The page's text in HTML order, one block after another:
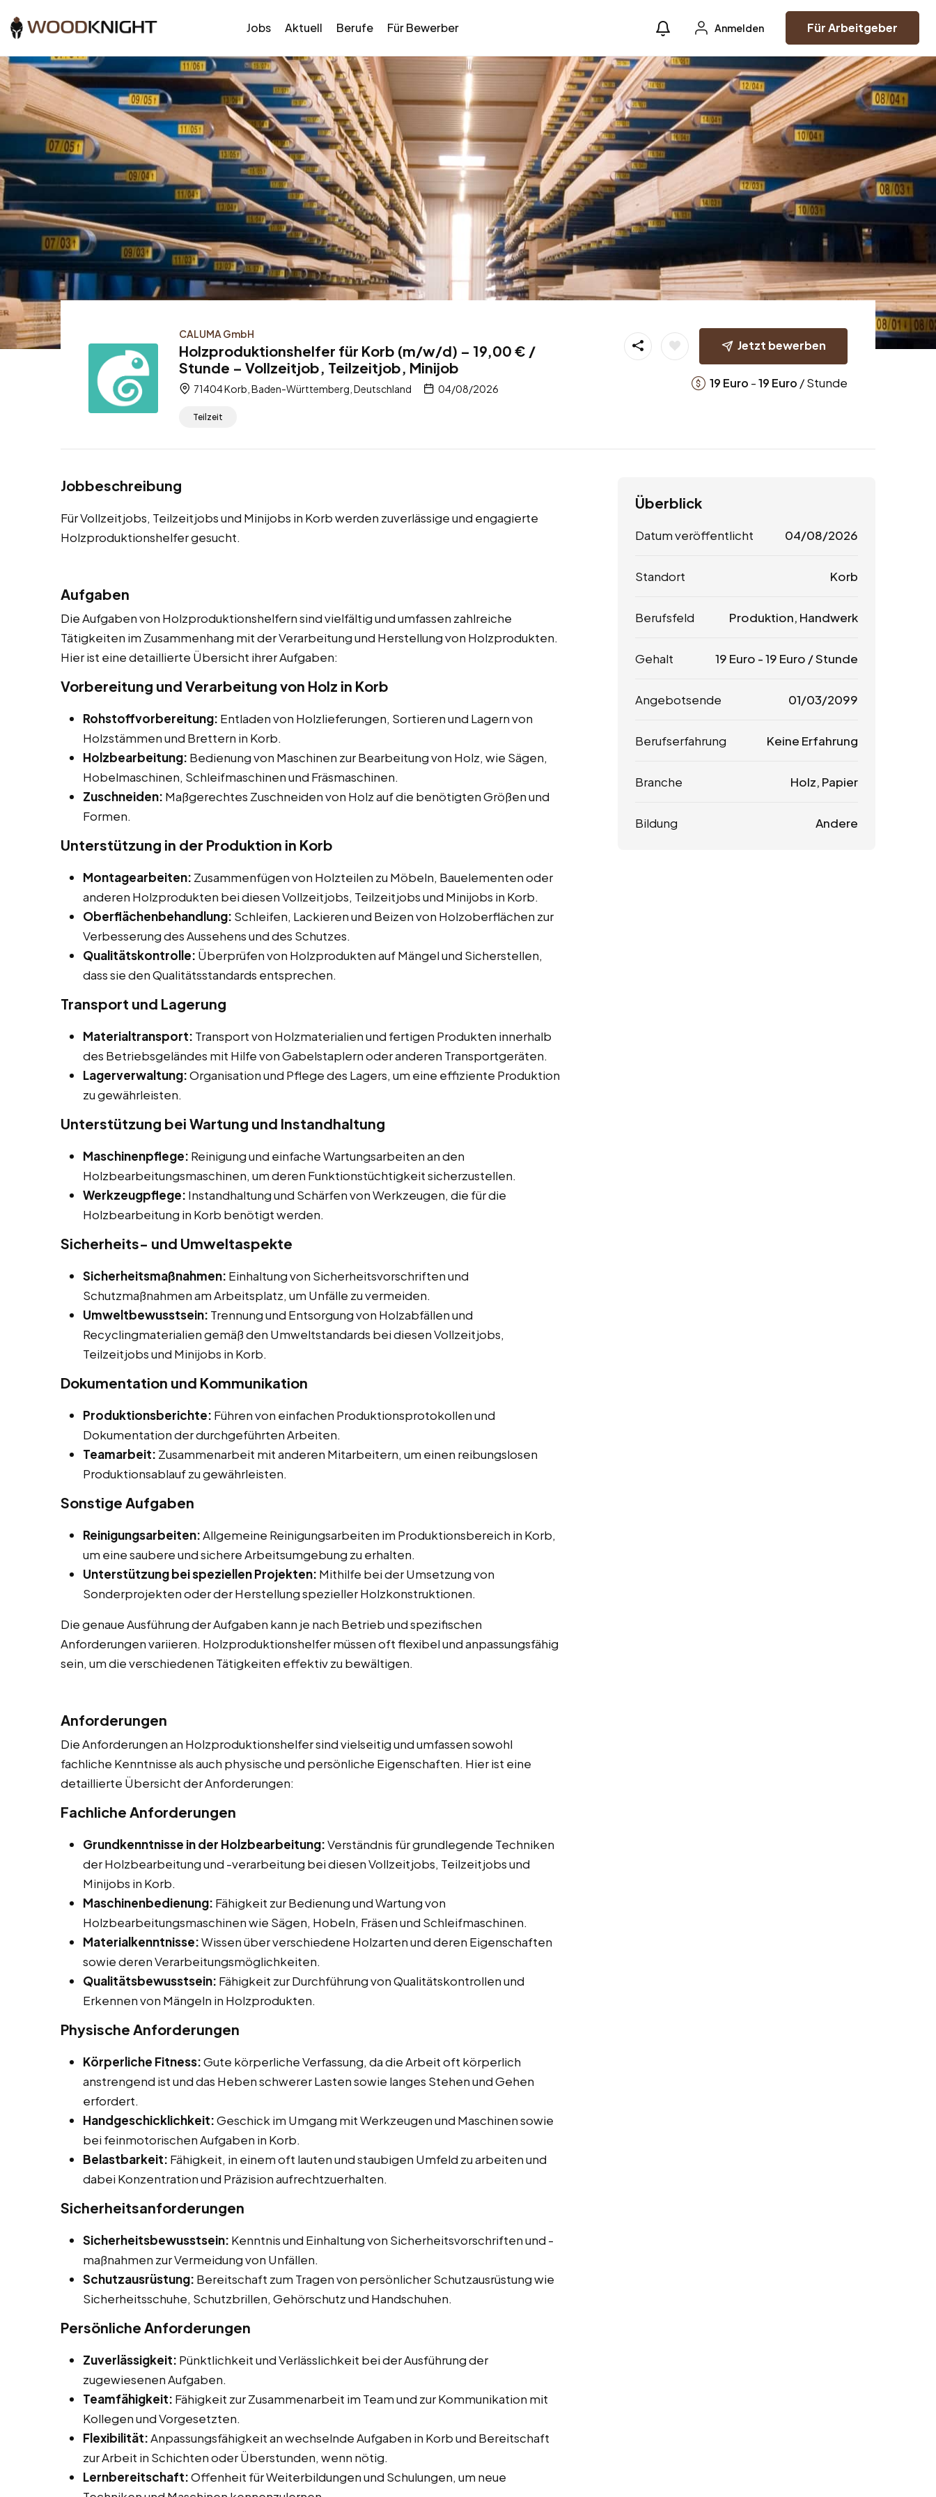
Jobs Aktuell Berufe Für Bewerber Anmelden Für Arbeitgeber
CALUMA GmbH
Holzproduktionshelfer für Korb (m/w/d) – 19,00 € /
Stunde – Vollzeitjob, Teilzeitjob, Minijob
71404 Korb, Baden-Württemberg, Deutschland 04/08/2026
Teilzeit
Jetzt bewerben
19 Euro -19 Euro / Stunde
Jobbeschreibung
Für Vollzeitjobs, Teilzeitjobs und Minijobs in Korb werden zuverlässige und engagierte
Holzproduktionshelfer gesucht.
Aufgaben
Die Aufgaben von Holzproduktionshelfern sind vielfältig und umfassen zahlreiche
Tätigkeiten im Zusammenhang mit der Verarbeitung und Herstellung von Holzprodukten.
Hier ist eine detaillierte Übersicht ihrer Aufgaben:
Vorbereitung und Verarbeitung von Holz in Korb
Rohstoffvorbereitung: Entladen von Holzlieferungen, Sortieren und Lagern von
Holzstämmen und Brettern in Korb.
Holzbearbeitung: Bedienung von Maschinen zur Bearbeitung von Holz, wie Sägen,
Hobelmaschinen, Schleifmaschinen und Fräsmaschinen.
Zuschneiden: Maßgerechtes Zuschneiden von Holz auf die benötigten Größen und
Formen.
Unterstützung in der Produktion in Korb
Montagearbeiten: Zusammenfügen von Holzteilen zu Möbeln, Bauelementen oder
anderen Holzprodukten bei diesen Vollzeitjobs, Teilzeitjobs und Minijobs in Korb.
Oberflächenbehandlung: Schleifen, Lackieren und Beizen von Holzoberflächen zur
Verbesserung des Aussehens und des Schutzes.
Qualitätskontrolle: Überprüfen von Holzprodukten auf Mängel und Sicherstellen,
dass sie den Qualitätsstandards entsprechen.
Transport und Lagerung
Materialtransport: Transport von Holzmaterialien und fertigen Produkten innerhalb
des Betriebsgeländes mit Hilfe von Gabelstaplern oder anderen Transportgeräten.
Lagerverwaltung:Organisation und Pflege des Lagers, um eine effiziente Produktion
zu gewährleisten.
Unterstützung bei Wartung und Instandhaltung
Maschinenpflege: Reinigung und einfache Wartungsarbeiten an den
Holzbearbeitungsmaschinen, um deren Funktionstüchtigkeit sicherzustellen.
Werkzeugpflege: Instandhaltung und Schärfen von Werkzeugen, die für die
Holzbearbeitung in Korb benötigt werden.
Sicherheits- und Umweltaspekte
Sicherheitsmaßnahmen: Einhaltung von Sicherheitsvorschriften und
Schutzmaßnahmen am Arbeitsplatz, um Unfälle zu vermeiden.
Umweltbewusstsein: Trennung und Entsorgung von Holzabfällen und
Recyclingmaterialien gemäß den Umweltstandards bei diesen Vollzeitjobs,
Teilzeitjobs und Minijobs in Korb.
Dokumentation und Kommunikation
Produktionsberichte: Führen von einfachen Produktionsprotokollen und
Dokumentation der durchgeführten Arbeiten.
Teamarbeit: Zusammenarbeit mit anderen Mitarbeitern, um einen reibungslosen
Produktionsablauf zu gewährleisten.
Sonstige Aufgaben
Reinigungsarbeiten:Allgemeine Reinigungsarbeiten im Produktionsbereich in Korb,
um eine saubere und sichere Arbeitsumgebung zu erhalten.
Unterstützung bei speziellen Projekten: Mithilfe bei der Umsetzung von
Sonderprojekten oder der Herstellung spezieller Holzkonstruktionen.
Die genaue Ausführung der Aufgaben kann je nach Betrieb und spezifischen
Anforderungen variieren. Holzproduktionshelfer müssen oft flexibel und anpassungsfähig
sein, um die verschiedenen Tätigkeiten effektiv zu bewältigen.
Anforderungen
Die Anforderungen an Holzproduktionshelfer sind vielseitig und umfassen sowohl
fachliche Kenntnisse als auch physische und persönliche Eigenschaften. Hier ist eine
detaillierte Übersicht der Anforderungen:
Fachliche Anforderungen
Grundkenntnisse in der Holzbearbeitung:Verständnis für grundlegende Techniken
der Holzbearbeitung und -verarbeitung bei diesen Vollzeitjobs, Teilzeitjobs und
Minijobs in Korb.
Maschinenbedienung: Fähigkeit zur Bedienung und Wartung von
Holzbearbeitungsmaschinen wie Sägen, Hobeln, Fräsen und Schleifmaschinen.
Materialkenntnisse:Wissen über verschiedene Holzarten und deren Eigenschaften
sowie deren Verarbeitungsmöglichkeiten.
Qualitätsbewusstsein: Fähigkeit zur Durchführung von Qualitätskontrollen und
Erkennen von Mängeln in Holzprodukten.
Physische Anforderungen
Körperliche Fitness:Gute körperliche Verfassung, da die Arbeit oft körperlich
anstrengend ist und das Heben schwerer Lasten sowie langes Stehen und Gehen
erfordert.
Handgeschicklichkeit:Geschick im Umgang mit Werkzeugen und Maschinen sowie
bei feinmotorischen Aufgaben in Korb.
Belastbarkeit: Fähigkeit, in einem oft lauten und staubigen Umfeld zu arbeiten und
dabei Konzentration und Präzision aufrechtzuerhalten.
Sicherheitsanforderungen
Sicherheitsbewusstsein: Kenntnis und Einhaltung von Sicherheitsvorschriften und -
maßnahmen zur Vermeidung von Unfällen.
Schutzausrüstung: Bereitschaft zum Tragen von persönlicher Schutzausrüstung wie
Sicherheitsschuhe, Schutzbrillen, Gehörschutz und Handschuhen.
Persönliche Anforderungen
Zuverlässigkeit: Pünktlichkeit und Verlässlichkeit bei der Ausführung der
zugewiesenen Aufgaben.
Teamfähigkeit: Fähigkeit zur Zusammenarbeit im Team und zur Kommunikation mit
Kollegen und Vorgesetzten.
Flexibilität:Anpassungsfähigkeit an wechselnde Aufgaben in Korb und Bereitschaft
zur Arbeit in Schichten oder Überstunden, wenn nötig.
Lernbereitschaft:Offenheit für Weiterbildungen und Schulungen, um neue
Überblick
Datum veröffentlicht 04/08/2026
Standort Korb
Berufsfeld Produktion, Handwerk
Gehalt 19 Euro -19 Euro / Stunde
Angebotsende 01/03/2099
Berufserfahrung Keine Erfahrung
Branche Holz, Papier
Bildung Andere